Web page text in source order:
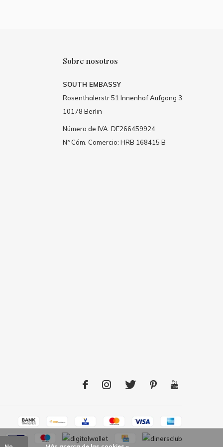
Sobre nosotros
SOUTH EMBASSY
Rosenthalerstr 51 Innenhof Aufgang 3
10178 Berlin
Número de IVA: DE266459924
Nº Cám. Comercio: HRB 168415 B